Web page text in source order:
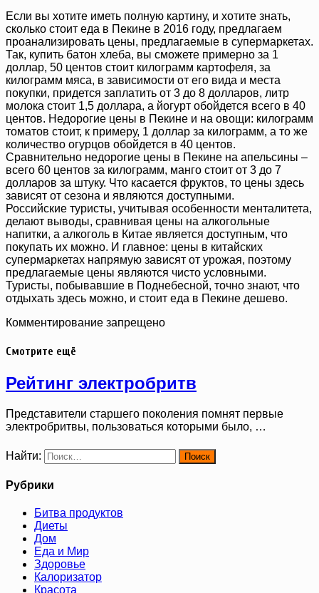
Если вы хотите иметь полную картину, и хотите знать,
сколько стоит еда в Пекине в 2016 году, предлагаем
проанализировать цены, предлагаемые в супермаркетах.
Так, купить батон хлеба, вы сможете примерно за 1
доллар, 50 центов стоит килограмм картофеля, за
килограмм мяса, в зависимости от его вида и места
покупки, придется заплатить от 3 до 8 долларов, литр
молока стоит 1,5 доллара, а йогурт обойдется всего в 40
центов. Недорогие цены в Пекине и на овощи: килограмм
томатов стоит, к примеру, 1 доллар за килограмм, а то же
количество огурцов обойдется в 40 центов.
Сравнительно недорогие цены в Пекине на апельсины –
всего 60 центов за килограмм, манго стоит от 3 до 7
долларов за штуку. Что касается фруктов, то цены здесь
зависят от сезона и являются доступными.
Российские туристы, учитывая особенности менталитета,
делают выводы, сравнивая цены на алкогольные
напитки, а алкоголь в Китае является доступным, что
покупать их можно. И главное: цены в китайских
супермаркетах напрямую зависят от урожая, поэтому
предлагаемые цены являются чисто условными.
Туристы, побывавшие в Поднебесной, точно знают, что
отдыхать здесь можно, и стоит еда в Пекине дешево.
Комментирование запрещено
Смотрите ещё
Рейтинг электробритв
Представители старшего поколения помнят первые
электробритвы, пользоваться которыми было, …
Найти:
Рубрики
Битва продуктов
Диеты
Дом
Еда и Мир
Здоровье
Калоризатор
Красота